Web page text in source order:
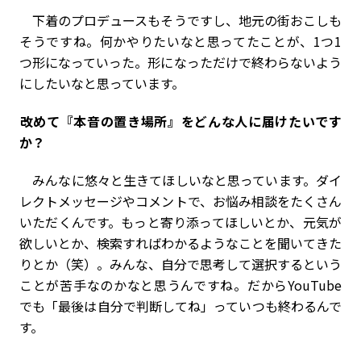
下着のプロデュースもそうですし、地元の街おこしも
そうですね。何かやりたいなと思ってたことが、1つ1
つ形になっていった。形になっただけで終わらないよう
にしたいなと思っています。
――改めて『本音の置き場所』をどんな人に届けたいです
か？
みんなに悠々と生きてほしいなと思っています。ダイ
レクトメッセージやコメントで、お悩み相談をたくさん
いただくんです。もっと寄り添ってほしいとか、元気が
欲しいとか、検索すればわかるようなことを聞いてきた
りとか（笑）。みんな、自分で思考して選択するという
ことが苦手なのかなと思うんですね。だからYouTube
でも「最後は自分で判断してね」っていつも終わるんで
す。